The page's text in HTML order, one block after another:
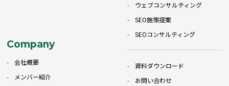
ウェブコンサルティング
SEO施策提案
SEOコンサルティング
Company
会社概要
メンバー紹介
資料ダウンロード
お問い合わせ